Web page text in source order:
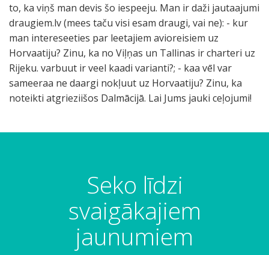
to, ka viņš man devis šo iespeeju. Man ir daži jautaajumi
draugiem.lv (mees taču visi esam draugi, vai ne): - kur
man intereseeties par leetajiem avioreisiem uz
Horvaatiju? Zinu, ka no Viļņas un Tallinas ir charteri uz
Rijeku. varbuut ir veel kaadi varianti?; - kaa vēl var
sameeraa ne daargi nokļuut uz Horvaatiju? Zinu, ka
noteikti atgrieziišos Dalmācijā. Lai Jums jauki ceļojumi!
Seko līdzi
svaigākajiem
jaunumiem